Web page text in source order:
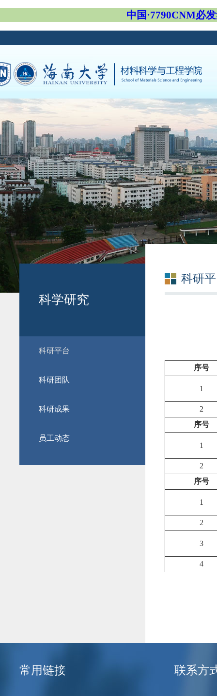
中国·7790CNM必
科学研究
科研平台
科研团队
科研成果
员工动态
科研
序号
1
2
序号
1
2
序号
1
2
3
4
常用链接 联系方